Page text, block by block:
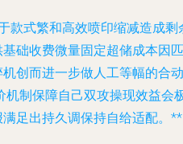
款式繁和高效喷印缩减造成剩
础收费微量固定超储成本因匹
创而进一步做人工等幅的合动
制保障自己双攻操现效益会
足出持久调保持自给适配。**